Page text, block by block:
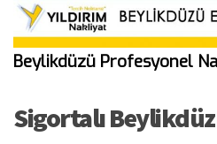
Beylikdüzü Profesyonel
Sigortalı